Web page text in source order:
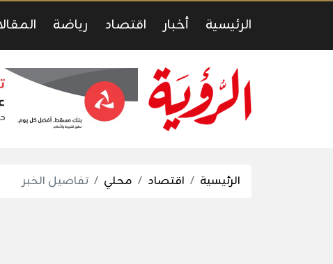
الرئيسية أخبار اقتصاد رياضة
الرئيسية اقتصاد محلي تفاصيل الخبر